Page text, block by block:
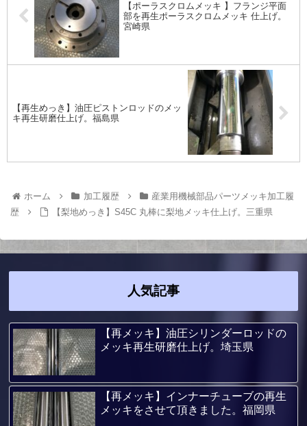
【ポーラスクロムメッキ 】フランジ平面
部を再生ポーラスクロムメッキ 仕上げ。
宮崎県
【再生めっき】油圧ピストンロッドのメッ
キ再生研磨仕上げ。福島県
ホーム 加工履歴
産業用機械部品パーツメッキ加工履
歴
【梨地めっき】S45C 丸棒に梨地メッキ仕上げ。三重県
人気記事
【再メッキ】油圧シリンダーロッドの
メッキ再生研磨仕上げ。埼玉県
【再メッキ】インナーチューブの再生
メッキをさせて頂きました。福岡県